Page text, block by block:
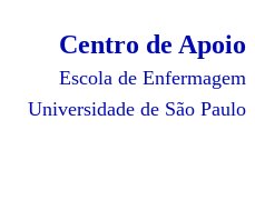
Centro de Apoio
Escola de Enfermagem
Universidade de São Paulo